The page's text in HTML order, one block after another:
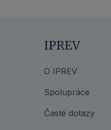
IPREV
O IPREV
Spolupráce
Časté dotazy